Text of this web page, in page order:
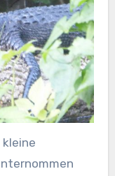
kleine